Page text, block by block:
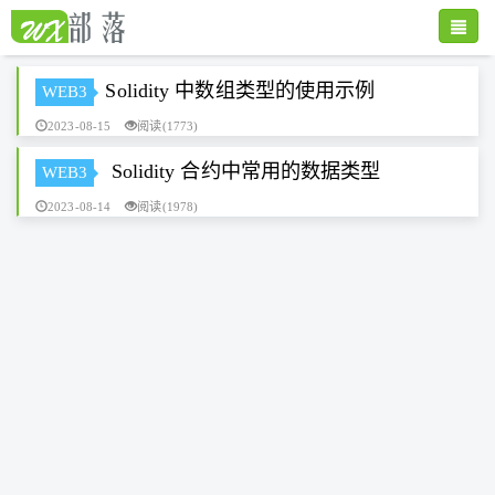
WEB3 Solidity 中数组类型的使用示例
2023-08-15 阅读(1773)
WEB3 Solidity 合约中常用的数据类型
2023-08-14 阅读(1978)
Toggle